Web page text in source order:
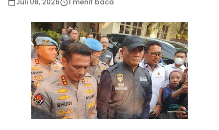
Juli 08, 2026 1 menit baca